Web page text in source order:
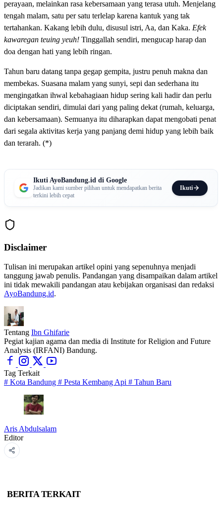
perayaan, melainkan rasa kebersamaan yang terasa utuh. Menjelang
tengah malam, satu per satu terlelap karena kantuk yang tak
tertahankan. Kakang lebih dulu, disusul istri, Aa, dan Kaka. Efek
kawaregan teuing yeuh! Tinggallah sendiri, mengucap harap dan
doa dengan hati yang lebih ringan.
Tahun baru datang tanpa gegap gempita, justru penuh makna dan
membekas. Suasana malam yang sunyi, sepi dan sederhana itu
mengingatkan ihwal kebahagiaan hidup sering kali hadir dan perlu
diciptakan sendiri, dimulai dari yang paling dekat (rumah, keluarga,
dan kebersamaan). Semuanya itu diharapkan dapat mengobati penat
dari segala aktivitas kerja yang panjang demi hidup yang lebih baik
dan terarah. (*)
Ikuti AyoBandung.id di Google
Jadikan kami sumber pilihan untuk mendapatkan berita
terkini lebih cepat
Ikuti
Disclaimer
Tulisan ini merupakan artikel opini yang sepenuhnya menjadi
tanggung jawab penulis. Pandangan yang disampaikan dalam artikel
ini tidak mewakili pandangan atau kebijakan organisasi dan redaksi
AyoBandung.id.
Tentang Ibn Ghifarie
Pegiat kajian agama dan media di Institute for Religion and Future
Analysis (IRFANI) Bandung.
Tag Terkait
# Kota Bandung # Pesta Kembang Api # Tahun Baru
Aris Abdulsalam
Editor
BERITA TERKAIT